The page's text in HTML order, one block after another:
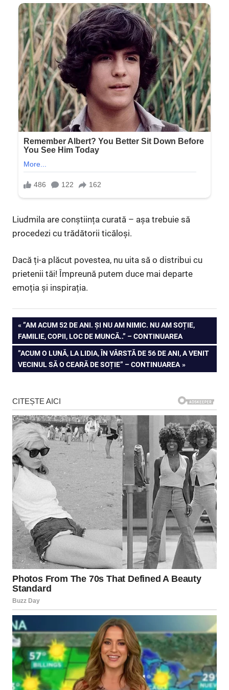
Liudmila are conștiința curată – așa trebuie să
procedezi cu trădătorii ticăloși.
Dacă ți-a plăcut povestea, nu uita să o distribui cu
prietenii tăi! Împreună putem duce mai departe
emoția și inspirația.
Navigare
în
articole
PREVIOUS
POST:
”AM ACUM 52 DE ANI. ȘI NU AM NIMIC. NU AM SOȚIE,
FAMILIE, COPII, LOC DE MUNCĂ..” – CONTINUAREA
NEXT
POST:
”ACUM O LUNĂ, LA LIDIA, ÎN VÂRSTĂ DE 56 DE ANI, A VENIT
VECINUL SĂ O CEARĂ DE SOȚIE” – CONTINUAREA